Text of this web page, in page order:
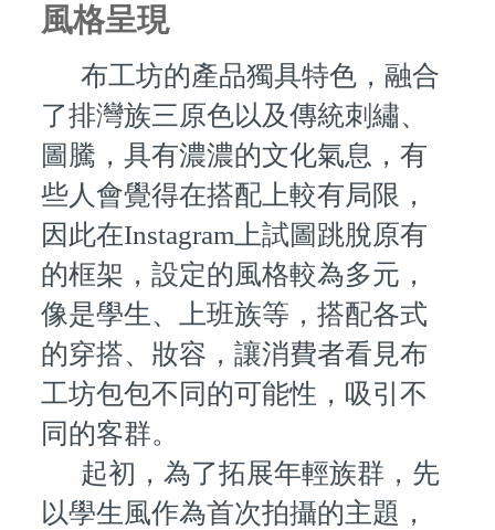
風格呈現
布工坊的產品獨具特色，融合
了排灣族三原色以及傳統刺繡、
圖騰，具有濃濃的文化氣息，有
些人會覺得在搭配上較有局限，
因此在Instagram上試圖跳脫原有
的框架，設定的風格較為多元，
像是學生、上班族等，搭配各式
的穿搭、妝容，讓消費者看見布
工坊包包不同的可能性，吸引不
同的客群。
起初，為了拓展年輕族群，先
以學生風作為首次拍攝的主題，